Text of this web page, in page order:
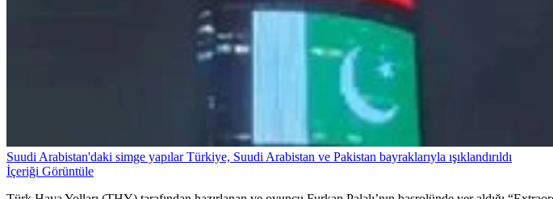
Suudi Arabistan'daki simge yapılar Türkiye, Suudi Arabistan ve Pakistan bayraklarıyla ışıklandırıldı
İçeriği Görüntüle